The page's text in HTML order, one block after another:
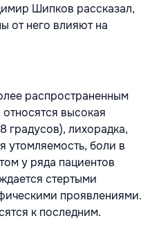
Шипков рассказал,
от него влияют на
распространенным
высокая
градусов), лихорадка,
утомляемость, боли в
у ряда пациентов
стертыми
проявлениями.
к последним.